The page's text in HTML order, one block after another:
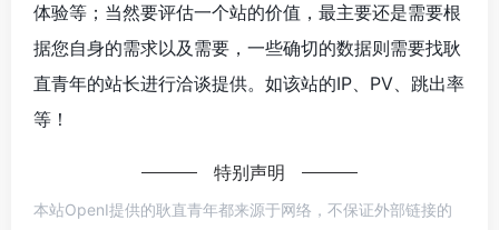
体验等；当然要评估一个站的价值，最主要还是需要根
据您自身的需求以及需要，一些确切的数据则需要找耿
直青年的站长进行洽谈提供。如该站的IP、PV、跳出率
等！
特别声明
本站OpenI提供的耿直青年都来源于网络，不保证外部链接的